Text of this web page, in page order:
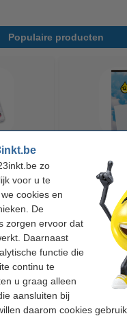
zo
voor u te
cookies en
De
zorgen ervoor dat
Daarnaast
functie die
continu te
u graag alleen
aansluiten bij
daarom cookies
Populaire producten
1 pak van
g/m²
cursusblok
€ 26,55